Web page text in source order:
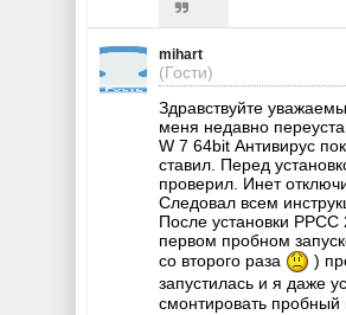
mihart
(Гости)
Здравствуйте
меня недавно
W 7 64bit Антивирус
ставил. Перед
проверил. Инет
Следовал всем
После установки РРСС
первом пробном
со второго раза
)
запустилась и я даже
смонтировать пробный